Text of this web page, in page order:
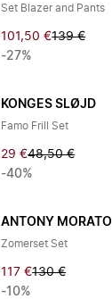
Set Blazer and Pants
101,50 €139 €
-27%
KONGES SLØJD
Famo Frill Set
29 €48,50 €
-40%
ANTONY MORATO
Zomerset Set
117 €130 €
-10%